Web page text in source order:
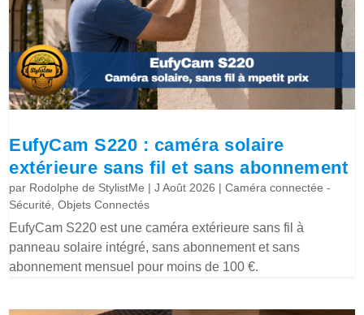
EufyCam S220 : caméra solaire
extérieure sans fil et sans abonnement
par Rodolphe de StylistMe |J Août 2026 |Caméra connectée -
Sécurité,Objets Connectés
EufyCam S220 est une caméra extérieure sans fil à
panneau solaire intégré, sans abonnement et sans
abonnement mensuel pour moins de 100 €.